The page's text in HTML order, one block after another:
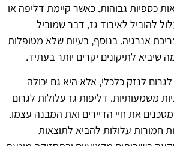
כספיות גבוהות. כאשר קיימת דליפה או
להוביל לאיבוד גז, דבר שמוביל
אנרגיה. בנוסף, בעיות שלא מטופלות
שיביא לתיקונים יקרים יותר בעתיד.
לנזק כלכלי, אלא היא גם יכולה
משמעותיות. דליפות גז עלולות לגרום
את חיי הדיירים ואת המבנה עצמו.
חמורות עלולות להביא לתוצאות